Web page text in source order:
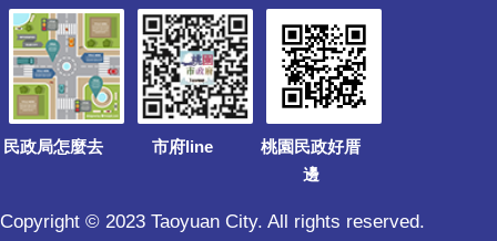
民政局怎麼去 市府line
桃園民政好厝
邊
Copyright © 2023 Taoyuan City. All rights reserved.